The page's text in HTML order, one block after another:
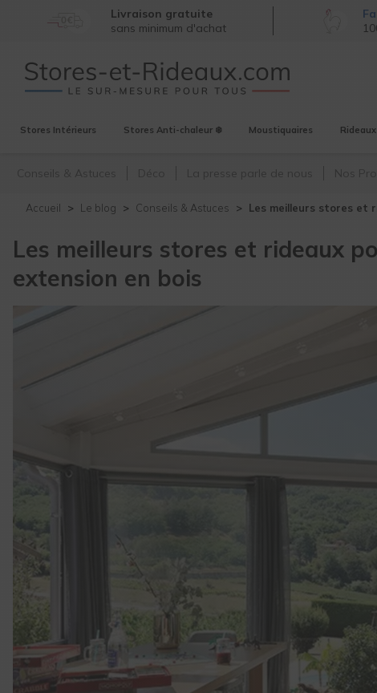
Livraison gratuite
sans minimum d'achat
Stores Intérieurs Stores Anti-chaleur ❄️ Moustiquaires Rideaux
Conseils & Astuces Déco La presse parle de nous Nos
Accueil Le blog Conseils & Astuces Les meilleurs stores et
Les meilleurs stores et rideaux
extension en bois